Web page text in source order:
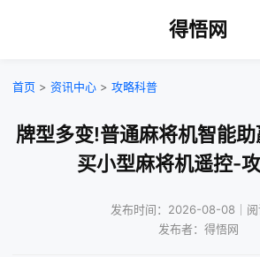
得悟网
首页 > 资讯中心 > 攻略科普
牌型多变!普通麻将机智能
买小型麻将机遥控-
发布时间：2026-08-08｜阅
发布者：得悟网